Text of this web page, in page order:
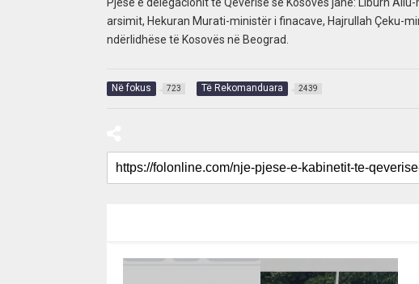
arsimit, Hekuran Murati-ministër i finacave, Hajrullah Çeku-
ndërlidhëse të Kosovës në Beograd.
Në fokus 723 Të Rekomanduara 2439